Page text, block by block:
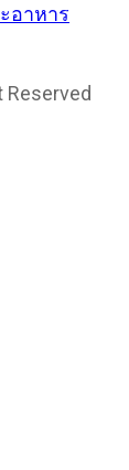
อาหาร
Reserved